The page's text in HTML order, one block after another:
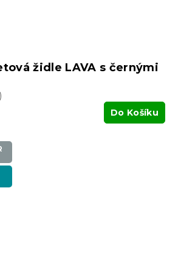
židle LAVA s černými
Do Košíku